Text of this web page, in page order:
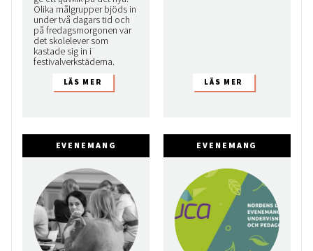
Olika målgrupper bjöds in
under två dagars tid och
på fredagsmorgonen var
det skolelever som
kastade sig in i
festivalverkstäderna.
EVENEMANG EVENEMANG